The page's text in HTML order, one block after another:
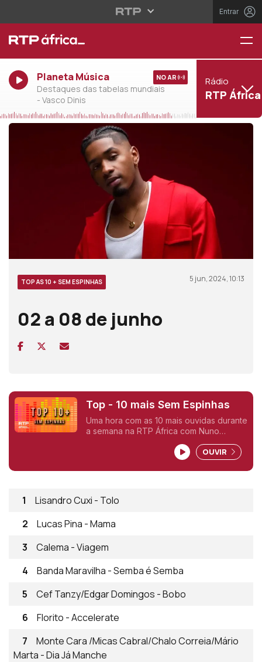
Entrar
Planeta Música
Destaques das tabelas mundiais
- Vasco Dinis
NO AR Rádio
RTP África
TOP AS 10 + SEM ESPINHAS 5 jun, 2024, 10:13
02 a 08 de junho
Top - 10 mais Sem Espinhas
Uma hora com as 10 mais ouvidas durante
a semana na RTP África com Nuno
OUVIR
1
Lisandro Cuxi - Tolo
2
Lucas Pina - Mama
3
Calema - Viagem
4
Banda Maravilha - Semba é Semba
5
Cef Tanzy/Edgar Domingos - Bobo
6
Florito - Accelerate
7
Monte Cara /Micas Cabral/Chalo Correia/Mário
Marta - Dia Já Manche